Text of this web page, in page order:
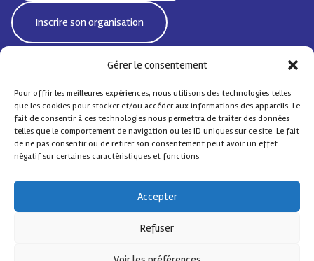
Gérer le consentement
Pour offrir les meilleures expériences, nous utilisons des technologies telles
que les cookies pour stocker et/ou accéder aux informations des appareils. Le
fait de consentir à ces technologies nous permettra de traiter des données
telles que le comportement de navigation ou les ID uniques sur ce site. Le fait
de ne pas consentir ou de retirer son consentement peut avoir un effet
négatif sur certaines caractéristiques et fonctions.
Accepter
Refuser
Inscrire son organisation
Bd Emile Jacqmain 95 | 1000 Bruxelles - Belgique
CoordiSocialeBxlNord@protonmail.com
© Coordination Sociale Nord